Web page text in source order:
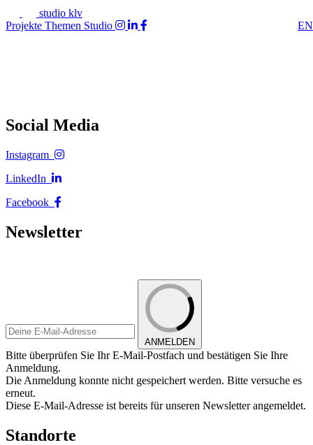
studio klv
Projekte Themen Studio EN
Social Media
Instagram
LinkedIn
Facebook
Newsletter
ANMELDEN
Bitte überprüfen Sie Ihr E-Mail-Postfach und bestätigen Sie Ihre
Anmeldung.
Die Anmeldung konnte nicht gespeichert werden. Bitte versuche es
erneut.
Diese E-Mail-Adresse ist bereits für unseren Newsletter angemeldet.
Standorte